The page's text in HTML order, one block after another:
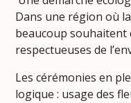
Dans une région où
beaucoup souhaitent
respectueuses de
Les cérémonies en
logique : usage des